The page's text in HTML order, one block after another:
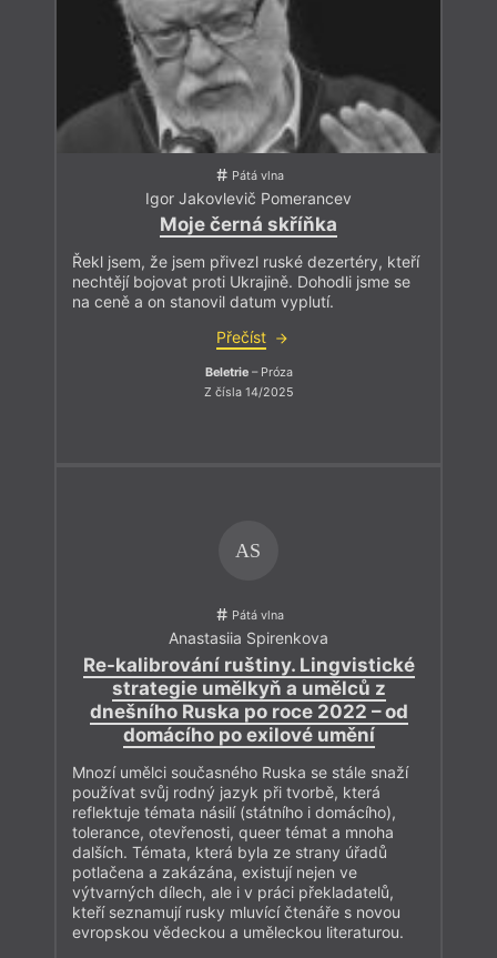
Pátá vlna
Igor Jakovlevič Pomerancev
Moje černá skříňka
Řekl jsem, že jsem přivezl ruské dezertéry, kteří
nechtějí bojovat proti Ukrajině. Dohodli jsme se
na ceně a on stanovil datum vyplutí.
Přečíst
Beletrie– Próza
Z čísla 14/2025
AS
Pátá vlna
Anastasiia Spirenkova
Re-kalibrování ruštiny. Lingvistické
strategie umělkyň a umělců z
dnešního Ruska po roce 2022 – od
domácího po exilové umění
Mnozí umělci současného Ruska se stále snaží
používat svůj rodný jazyk při tvorbě, která
reflektuje témata násilí (státního i domácího),
tolerance, otevřenosti, queer témat a mnoha
dalších. Témata, která byla ze strany úřadů
potlačena a zakázána, existují nejen ve
výtvarných dílech, ale i v práci překladatelů,
kteří seznamují rusky mluvící čtenáře s novou
evropskou vědeckou a uměleckou literaturou.